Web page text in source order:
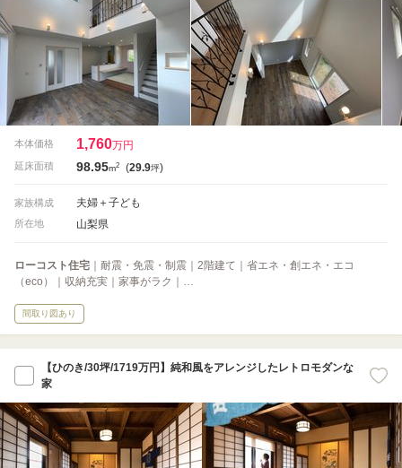
本体価格 1,760万円
延床面積 98.95m2 (29.9坪)
家族構成 夫婦＋子ども
所在地 山梨県
ローコスト住宅 ｜耐震・免震・制震｜2階建て｜省エネ・創エネ・エコ
（eco）｜収納充実｜家事がラク｜…
間取り図あり
【ひのき/30坪/1719万円】純和風をアレンジしたレトロモダンな
家